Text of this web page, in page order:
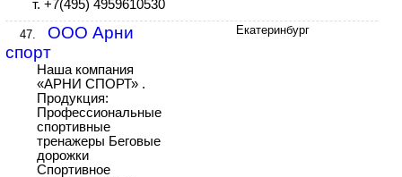
т. +7(495) 4959610530
47.
ООО Арни
спорт
Наша компания
«АРНИ СПОРТ» .
Продукция:
Профессиональные
спортивные
тренажеры Беговые
дорожки
Спортивное
Екатеринбург